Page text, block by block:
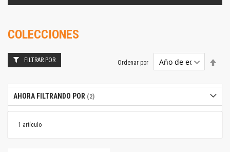
COLECCIONES
1 artículo
Ordenar por
FILTRAR POR
AHORA FILTRANDO POR